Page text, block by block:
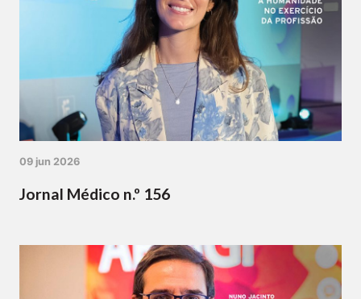
09 jun 2026
Jornal Médico n.º 156